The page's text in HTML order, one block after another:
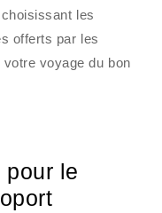
les
offerts par les
voyage du bon
le